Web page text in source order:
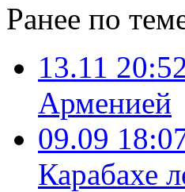
Ранее по
13.11
Арменией
09.09
Карабахе